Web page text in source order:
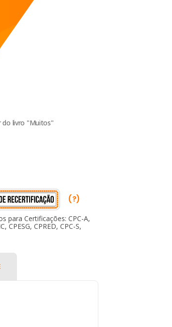
do livro "Muitos"
(?)
para Certificações: CPC-A,
CPESG, CPRED, CPC-S,